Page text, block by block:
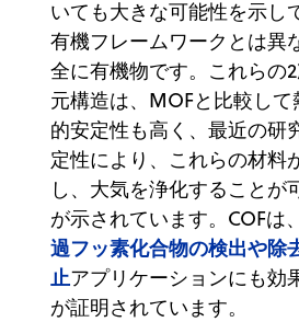
いても大きな可能性を示し
有機フレームワークとは異
全に有機物です。これらの
元構造は、MOFと比較し
的安定性も高く、最近の研
定性により、これらの材料
し、大気を浄化することが
が示されています。COFは
過フッ素化合物の検出や除
止アプリケーションにも効
が証明されています。